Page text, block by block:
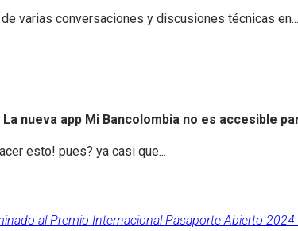
varias conversaciones y discusiones técnicas en...
nueva app Mi Bancolombia no es accesible
esto! pues? ya casi que...
al Premio Internacional Pasaporte Abierto